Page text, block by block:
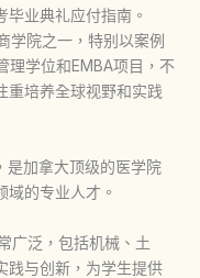
业典礼应付指南。
学院之一，特别以案例
理学位和EMBA项目，不
重培养全球视野和实践
是加拿大顶级的医学院
的专业人才。
广泛，包括机械、土
践与创新，为学生提供